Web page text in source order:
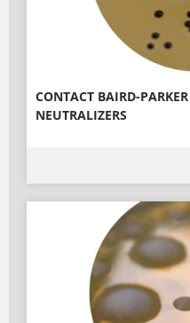
CONTACT BAIRD-
NEUTRALIZERS